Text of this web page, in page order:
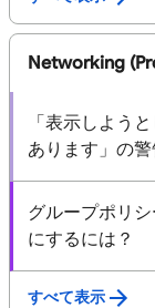
Networking
「表示しよう
あります」の
グループポリ
にするには？
すべて表示